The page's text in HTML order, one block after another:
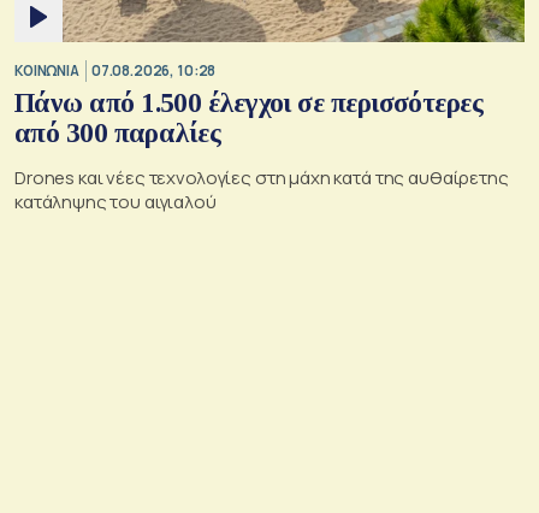
ΚΟΙΝΩΝΙΑ 07.08.2026, 10:28
Πάνω από 1.500 έλεγχοι σε περισσότερες
από 300 παραλίες
Drones και νέες τεχνολογίες στη μάχη κατά της αυθαίρετης
κατάληψης του αιγιαλού